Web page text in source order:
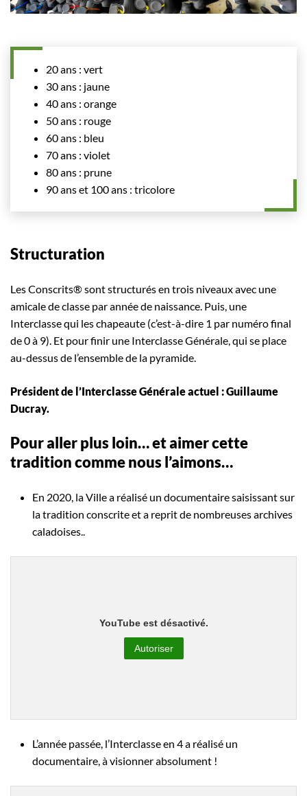
20 ans : vert
30 ans : jaune
40 ans : orange
50 ans : rouge
60 ans : bleu
70 ans : violet
80 ans : prune
90 ans et 100 ans : tricolore
Structuration
Les Conscrits® sont structurés en trois niveaux avec une
amicale de classe par année de naissance. Puis, une
Interclasse qui les chapeaute (c’est-à-dire 1 par numéro final
de 0 à 9). Et pour finir une Interclasse Générale, qui se place
au-dessus de l’ensemble de la pyramide.
Président de l’Interclasse Générale actuel : Guillaume
Ducray.
Pour aller plus loin… et aimer cette
tradition comme nous l’aimons…
En 2020, la Ville a réalisé un documentaire saisissant sur
la tradition conscrite et a reprit de nombreuses archives
caladoises..
YouTube est désactivé.
Autoriser
L’année passée, l’Interclasse en 4 a réalisé un
documentaire, à visionner absolument !